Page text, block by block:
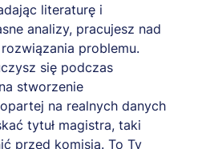
literaturę i
analizy, pracujesz nad
problemu.
się podczas
stworzenie
na realnych danych
tytuł magistra, taki
przed komisją. To Ty